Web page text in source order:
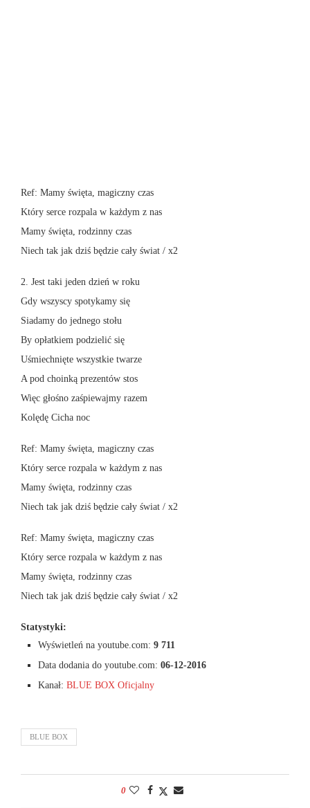
Ref: Mamy święta, magiczny czas
Który serce rozpala w każdym z nas
Mamy święta, rodzinny czas
Niech tak jak dziś będzie cały świat / x2
2. Jest taki jeden dzień w roku
Gdy wszyscy spotykamy się
Siadamy do jednego stołu
By opłatkiem podzielić się
Uśmiechnięte wszystkie twarze
A pod choinką prezentów stos
Więc głośno zaśpiewajmy razem
Kolędę Cicha noc
Ref: Mamy święta, magiczny czas
Który serce rozpala w każdym z nas
Mamy święta, rodzinny czas
Niech tak jak dziś będzie cały świat / x2
Ref: Mamy święta, magiczny czas
Który serce rozpala w każdym z nas
Mamy święta, rodzinny czas
Niech tak jak dziś będzie cały świat / x2
Statystyki:
Wyświetleń na youtube.com: 9 711
Data dodania do youtube.com: 06-12-2016
Kanał: BLUE BOX Oficjalny
BLUE BOX
0